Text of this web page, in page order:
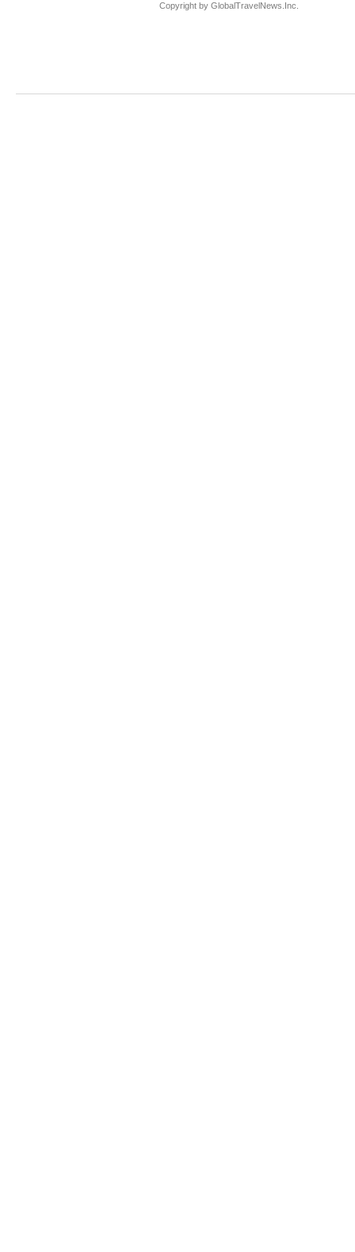
Copyright by GlobalTravelNews.Inc.